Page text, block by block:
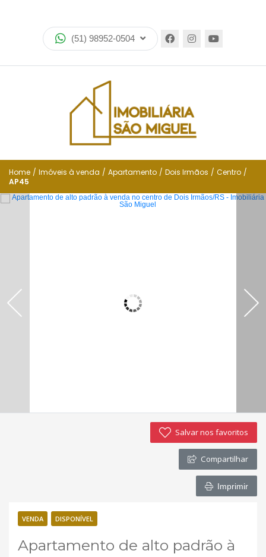
(51) 98952-0504
Imóveis
Encomende seu imóvel
Financiamento
Negocie seu imóvel
Contato
Home / Imóveis à venda / Apartamento / Dois Irmãos / Centro /
AP45
Salvar nos favoritos
Compartilhar
Imprimir
VENDA DISPONÍVEL
Apartamento de alto padrão à